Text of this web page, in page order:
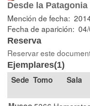
Desde la
Mención de fecha:
Fecha de aparición:
Reserva
Reservar este
Ejemplares(1)
Tomo Sala